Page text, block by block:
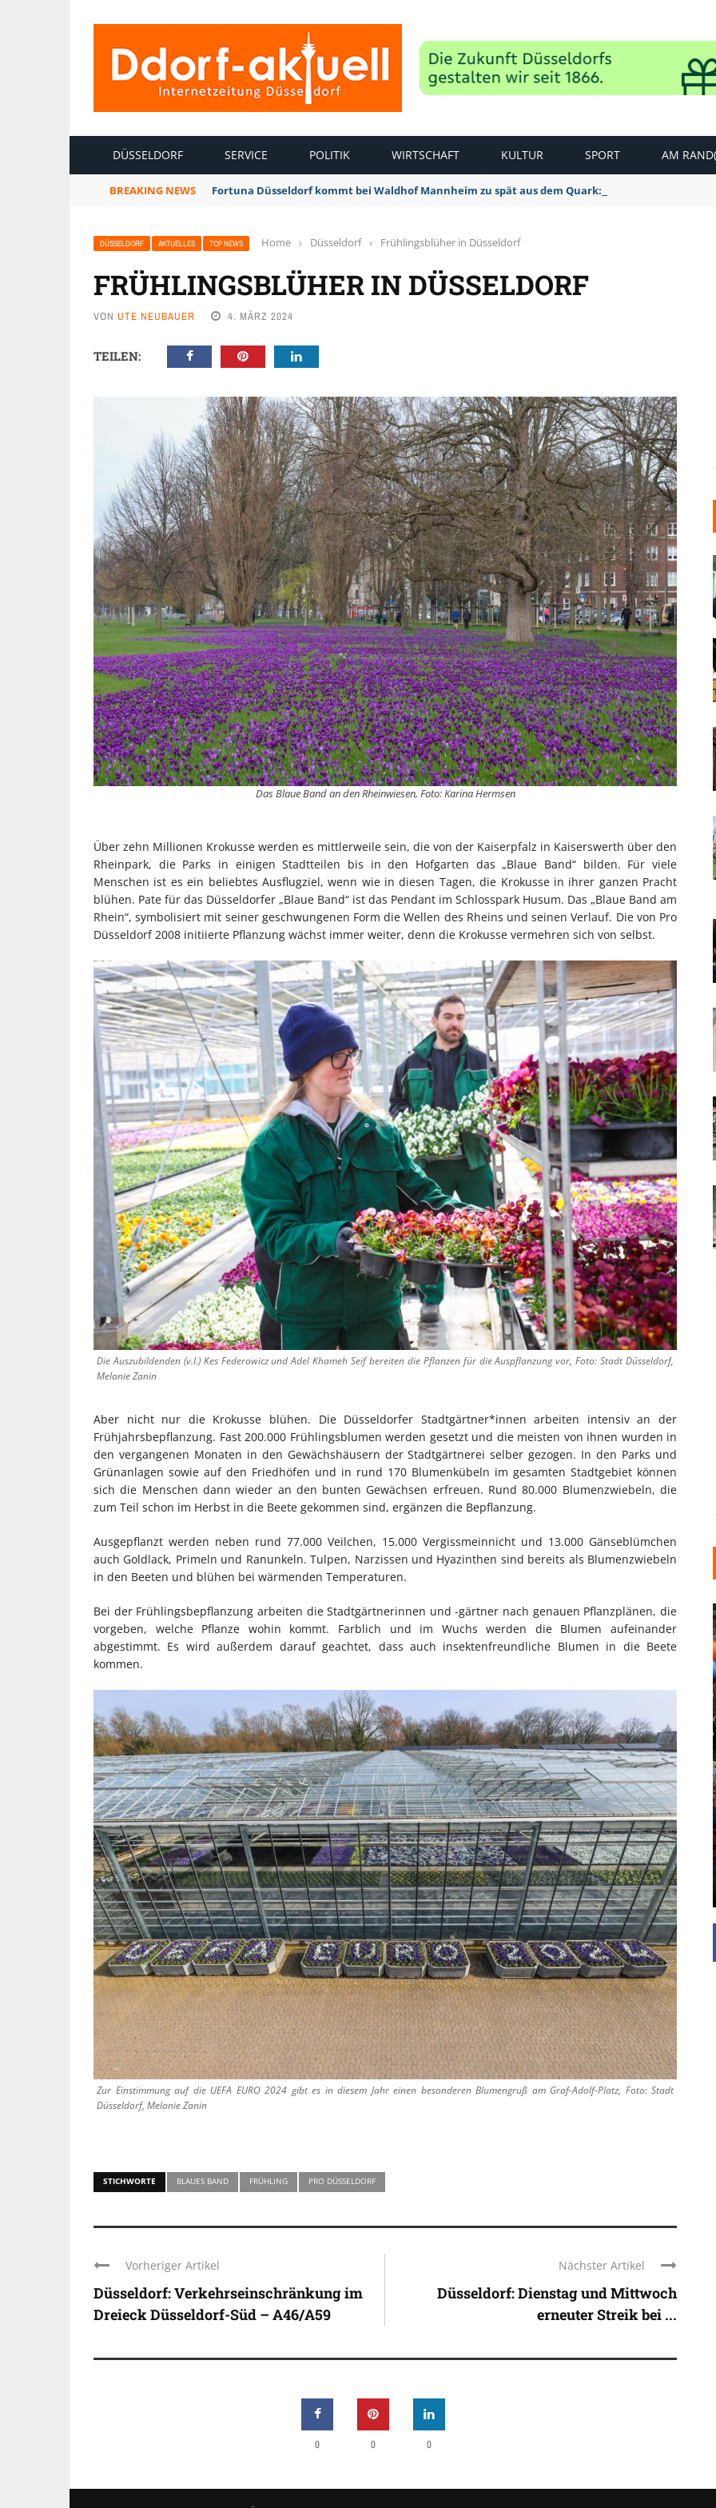
DÜSSELDORF SERVICE POLITIK WIRTSCHAFT KULTUR SPORT AM
BREAKING NEWS Fortuna Düsseldorf kommt bei Waldhof Mannheim zu spät aus dem Quark: 1:2 Niederlage
DÜSSELDORF AKTUELLES TOP NEWS Home › Düsseldorf › Frühlingsblüher in Düsseldorf
FRÜHLINGSBLÜHER IN DÜSSELDORF
VON UTE NEUBAUER 4. MÄRZ 2024
TEILEN:
Das Blaue Band an den Rheinwiesen, Foto: Karina Hermsen
Über zehn Millionen Krokusse werden es mittlerweile sein, die von der Kaiserpfalz in Kaiserswerth über den
Rheinpark, die Parks in einigen Stadtteilen bis in den Hofgarten das „Blaue Band“ bilden. Für viele
Menschen ist es ein beliebtes Ausflugziel, wenn wie in diesen Tagen, die Krokusse in ihrer ganzen Pracht
blühen. Pate für das Düsseldorfer „Blaue Band“ ist das Pendant im Schlosspark Husum. Das „Blaue Band am
Rhein“, symbolisiert mit seiner geschwungenen Form die Wellen des Rheins und seinen Verlauf. Die von Pro
Düsseldorf 2008 initiierte Pflanzung wächst immer weiter, denn die Krokusse vermehren sich von selbst.
Die Auszubildenden (v.l.) Kes Federowicz und Adel Khameh Seif bereiten die Pflanzen für die Auspflanzung vor, Foto: Stadt Düsseldorf,
Melanie Zanin
Aber nicht nur die Krokusse blühen. Die Düsseldorfer Stadtgärtner*innen arbeiten intensiv an der
Frühjahrsbepflanzung. Fast 200.000 Frühlingsblumen werden gesetzt und die meisten von ihnen wurden in
den vergangenen Monaten in den Gewächshäusern der Stadtgärtnerei selber gezogen. In den Parks und
Grünanlagen sowie auf den Friedhöfen und in rund 170 Blumenkübeln im gesamten Stadtgebiet können
sich die Menschen dann wieder an den bunten Gewächsen erfreuen. Rund 80.000 Blumenzwiebeln, die
zum Teil schon im Herbst in die Beete gekommen sind, ergänzen die Bepflanzung.
Ausgepflanzt werden neben rund 77.000 Veilchen, 15.000 Vergissmeinnicht und 13.000 Gänseblümchen
auch Goldlack, Primeln und Ranunkeln. Tulpen, Narzissen und Hyazinthen sind bereits als Blumenzwiebeln
in den Beeten und blühen bei wärmenden Temperaturen.
Bei der Frühlingsbepflanzung arbeiten die Stadtgärtnerinnen und -gärtner nach genauen Pflanzplänen, die
vorgeben, welche Pflanze wohin kommt. Farblich und im Wuchs werden die Blumen aufeinander
abgestimmt. Es wird außerdem darauf geachtet, dass auch insektenfreundliche Blumen in die Beete
kommen.
Zur Einstimmung auf die UEFA EURO 2024 gibt es in diesem Jahr einen besonderen Blumengruß am Graf-Adolf-Platz, Foto: Stadt
Düsseldorf, Melanie Zanin
STICHWORTE BLAUES BAND FRÜHLING PRO DÜSSELDORF
Vorheriger Artikel
Düsseldorf: Verkehrseinschränkung im
Dreieck Düsseldorf-Süd – A46/A59
Nächster Artikel
Düsseldorf: Dienstag und Mittwoch
erneuter Streik bei ...
0 0 0
INDUSTRIELLER CHIC: WIE
KUNSTSTOFFFENSTER DEN
LOFT-STIL IN IHREM
EINFAMILIENHAUS
UNTERSTÜTZEN
Die Inspiration des industriellen Chics sind die
Werkshallen des Industriezeitalters. Die Basis für
diesen Stil sind große Räume, schlicht gehalten
mit rustikalen Elementen und großen
Fensterflächen. Wie so vieles wurde ...